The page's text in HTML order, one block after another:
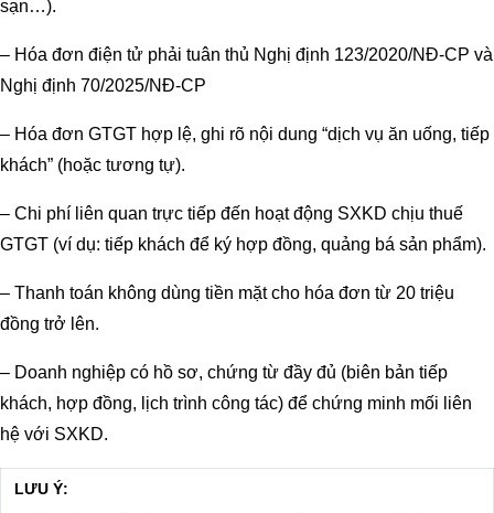
sạn…).
– Hóa đơn điện tử phải tuân thủ Nghị định 123/2020/NĐ-CP và
Nghị định 70/2025/NĐ-CP
– Hóa đơn GTGT hợp lệ, ghi rõ nội dung “dịch vụ ăn uống, tiếp
khách” (hoặc tương tự).
– Chi phí liên quan trực tiếp đến hoạt động SXKD chịu thuế
GTGT (ví dụ: tiếp khách để ký hợp đồng, quảng bá sản phẩm).
– Thanh toán không dùng tiền mặt cho hóa đơn từ 20 triệu
đồng trở lên.
– Doanh nghiệp có hồ sơ, chứng từ đầy đủ (biên bản tiếp
khách, hợp đồng, lịch trình công tác) để chứng minh mối liên
hệ với SXKD.
LƯU Ý: